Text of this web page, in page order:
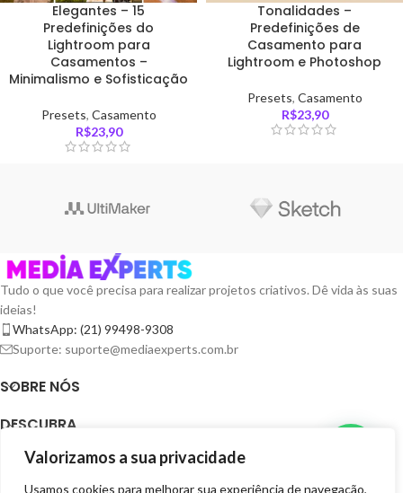
Valorizamos a sua privacidade
Usamos cookies para melhorar sua experiência de navegação,
Elegantes – 15
Predefinições do
Lightroom para
Casamentos –
Minimalismo e Sofisticação
Presets, Casamento
R$23,90
Tonalidades –
Predefinições de
Casamento para
Lightroom e Photoshop
Presets, Casamento
R$23,90
Tudo o que você precisa para realizar projetos criativos. Dê vida às suas
ideias!
WhatsApp: (21) 99498-9308
Suporte: suporte@mediaexperts.com.br
SOBRE NÓS
DESCUBRA
TERMOS E LICENÇAS